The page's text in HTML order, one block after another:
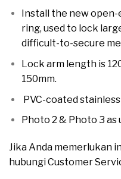
Install the new
ring, used to lock
difficult-to-secure
Lock arm length is
150mm.
PVC-coated
Photo 2 & Photo 3
Jika Anda memerlukan
hubungi Customer